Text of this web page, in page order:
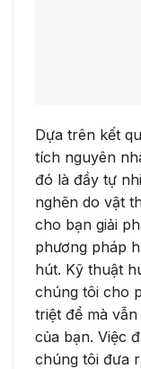
Dựa trên kết
tích nguyên
đó là đầy tự
nghẽn do vật
cho bạn giải
phương pháp
hút. Kỹ thuật
chúng tôi cho
triệt để mà
của bạn. Việc
chúng tôi đưa